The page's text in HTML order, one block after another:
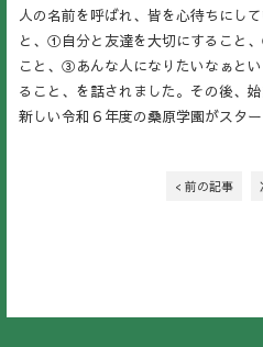
人の名前を呼ばれ、皆を心待ちにし
と、①自分と友達を大切にすること
こと、③あんな人になりたいなぁと
ること、を話されました。その後、
新しい令和６年度の桑原学園がスター
< 前の記事